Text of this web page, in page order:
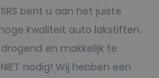
bent u aan het juiste
kwaliteit auto lakstiften.
en makkelijk te
nodig! Wij hebben een